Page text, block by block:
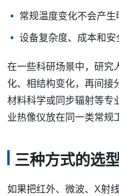
常规温度变化不会产生
设备复杂度、成本和安
在一些科研场景中，研究
化、相结构变化，再间接
材料科学或同步辐射等专
业热像仪放在同一类常规
三种方式的选
如果把红外、微波、X射